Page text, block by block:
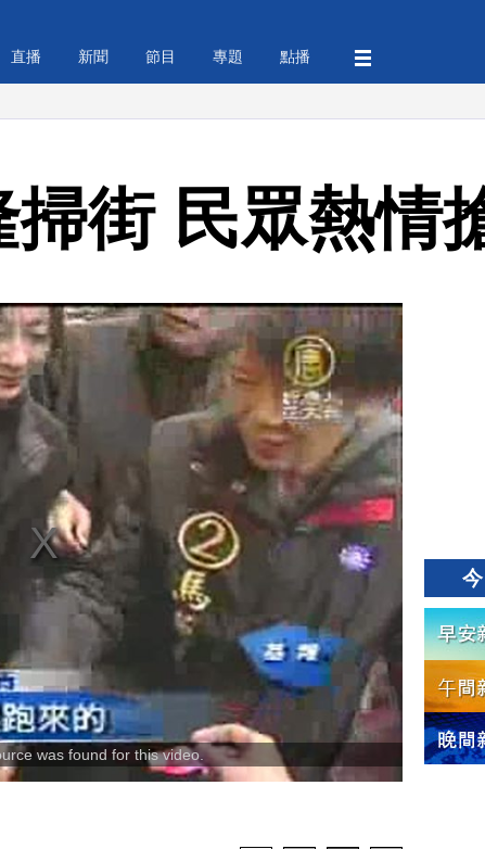
直播 新聞 節目 專題 點播
掃街 民眾熱情
was found for this video.